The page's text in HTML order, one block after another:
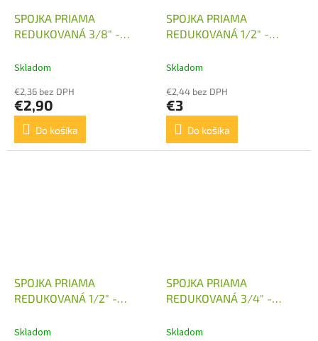
SPOJKA PRIAMA
REDUKOVANÁ 3/8" -
Skladom
€2,36 bez DPH
€2,90
Do košíka
SPOJKA PRIAMA
REDUKOVANÁ 1/2" -
Skladom
€2,44 bez DPH
€3
Do košíka
SPOJKA PRIAMA
REDUKOVANÁ 1/2" -
Skladom
SPOJKA PRIAMA
REDUKOVANÁ 3/4" -
Skladom